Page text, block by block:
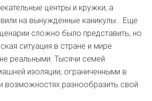
центры и кружки, а
на вынужденные каникулы… Еще
сложно было представить, но
ситуация в стране и мире
реальными. Тысячи семей
изоляции, ограниченными в
возможностях разнообразить свой